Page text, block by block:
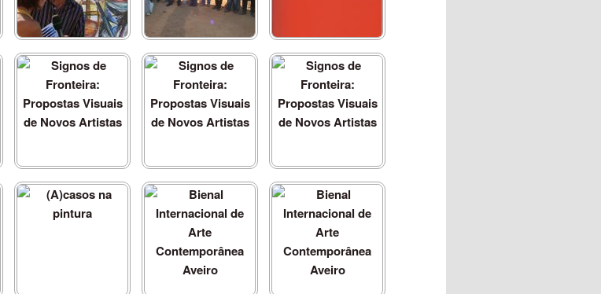
Arte Lisboa 2008
Signos de Fronteira:
Propostas Visuais de
Novos Artistas
Signos de Fronteira:
Propostas Visuais de
Novos Artistas
Signos de Fronteira:
Propostas Visuais de
Novos Artistas